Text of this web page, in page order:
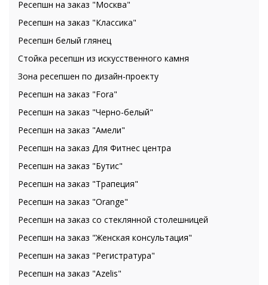
Ресепшн на заказ "Москва"
Ресепшн на заказ "Классика"
Ресепшн белый глянец
Стойка ресепшн из искусственного камня
Зона ресепшен по дизайн-проекту
Ресепшн на заказ "Fora"
Ресепшн на заказ "Черно-белый"
Ресепшн на заказ "Амели"
Ресепшн на заказ Для Фитнес центра
Ресепшн на заказ "Бутис"
Ресепшн на заказ "Трапеция"
Ресепшн на заказ "Orange"
Ресепшн на заказ со стеклянной столешницей
Ресепшн на заказ "Женская консультация"
Ресепшн на заказ "Регистратура"
Ресепшн на заказ "Azelis"